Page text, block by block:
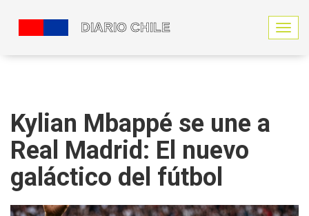
N
a
a
Kylian Mbappé se une a
Real Madrid: El nuevo
galáctico del fútbol